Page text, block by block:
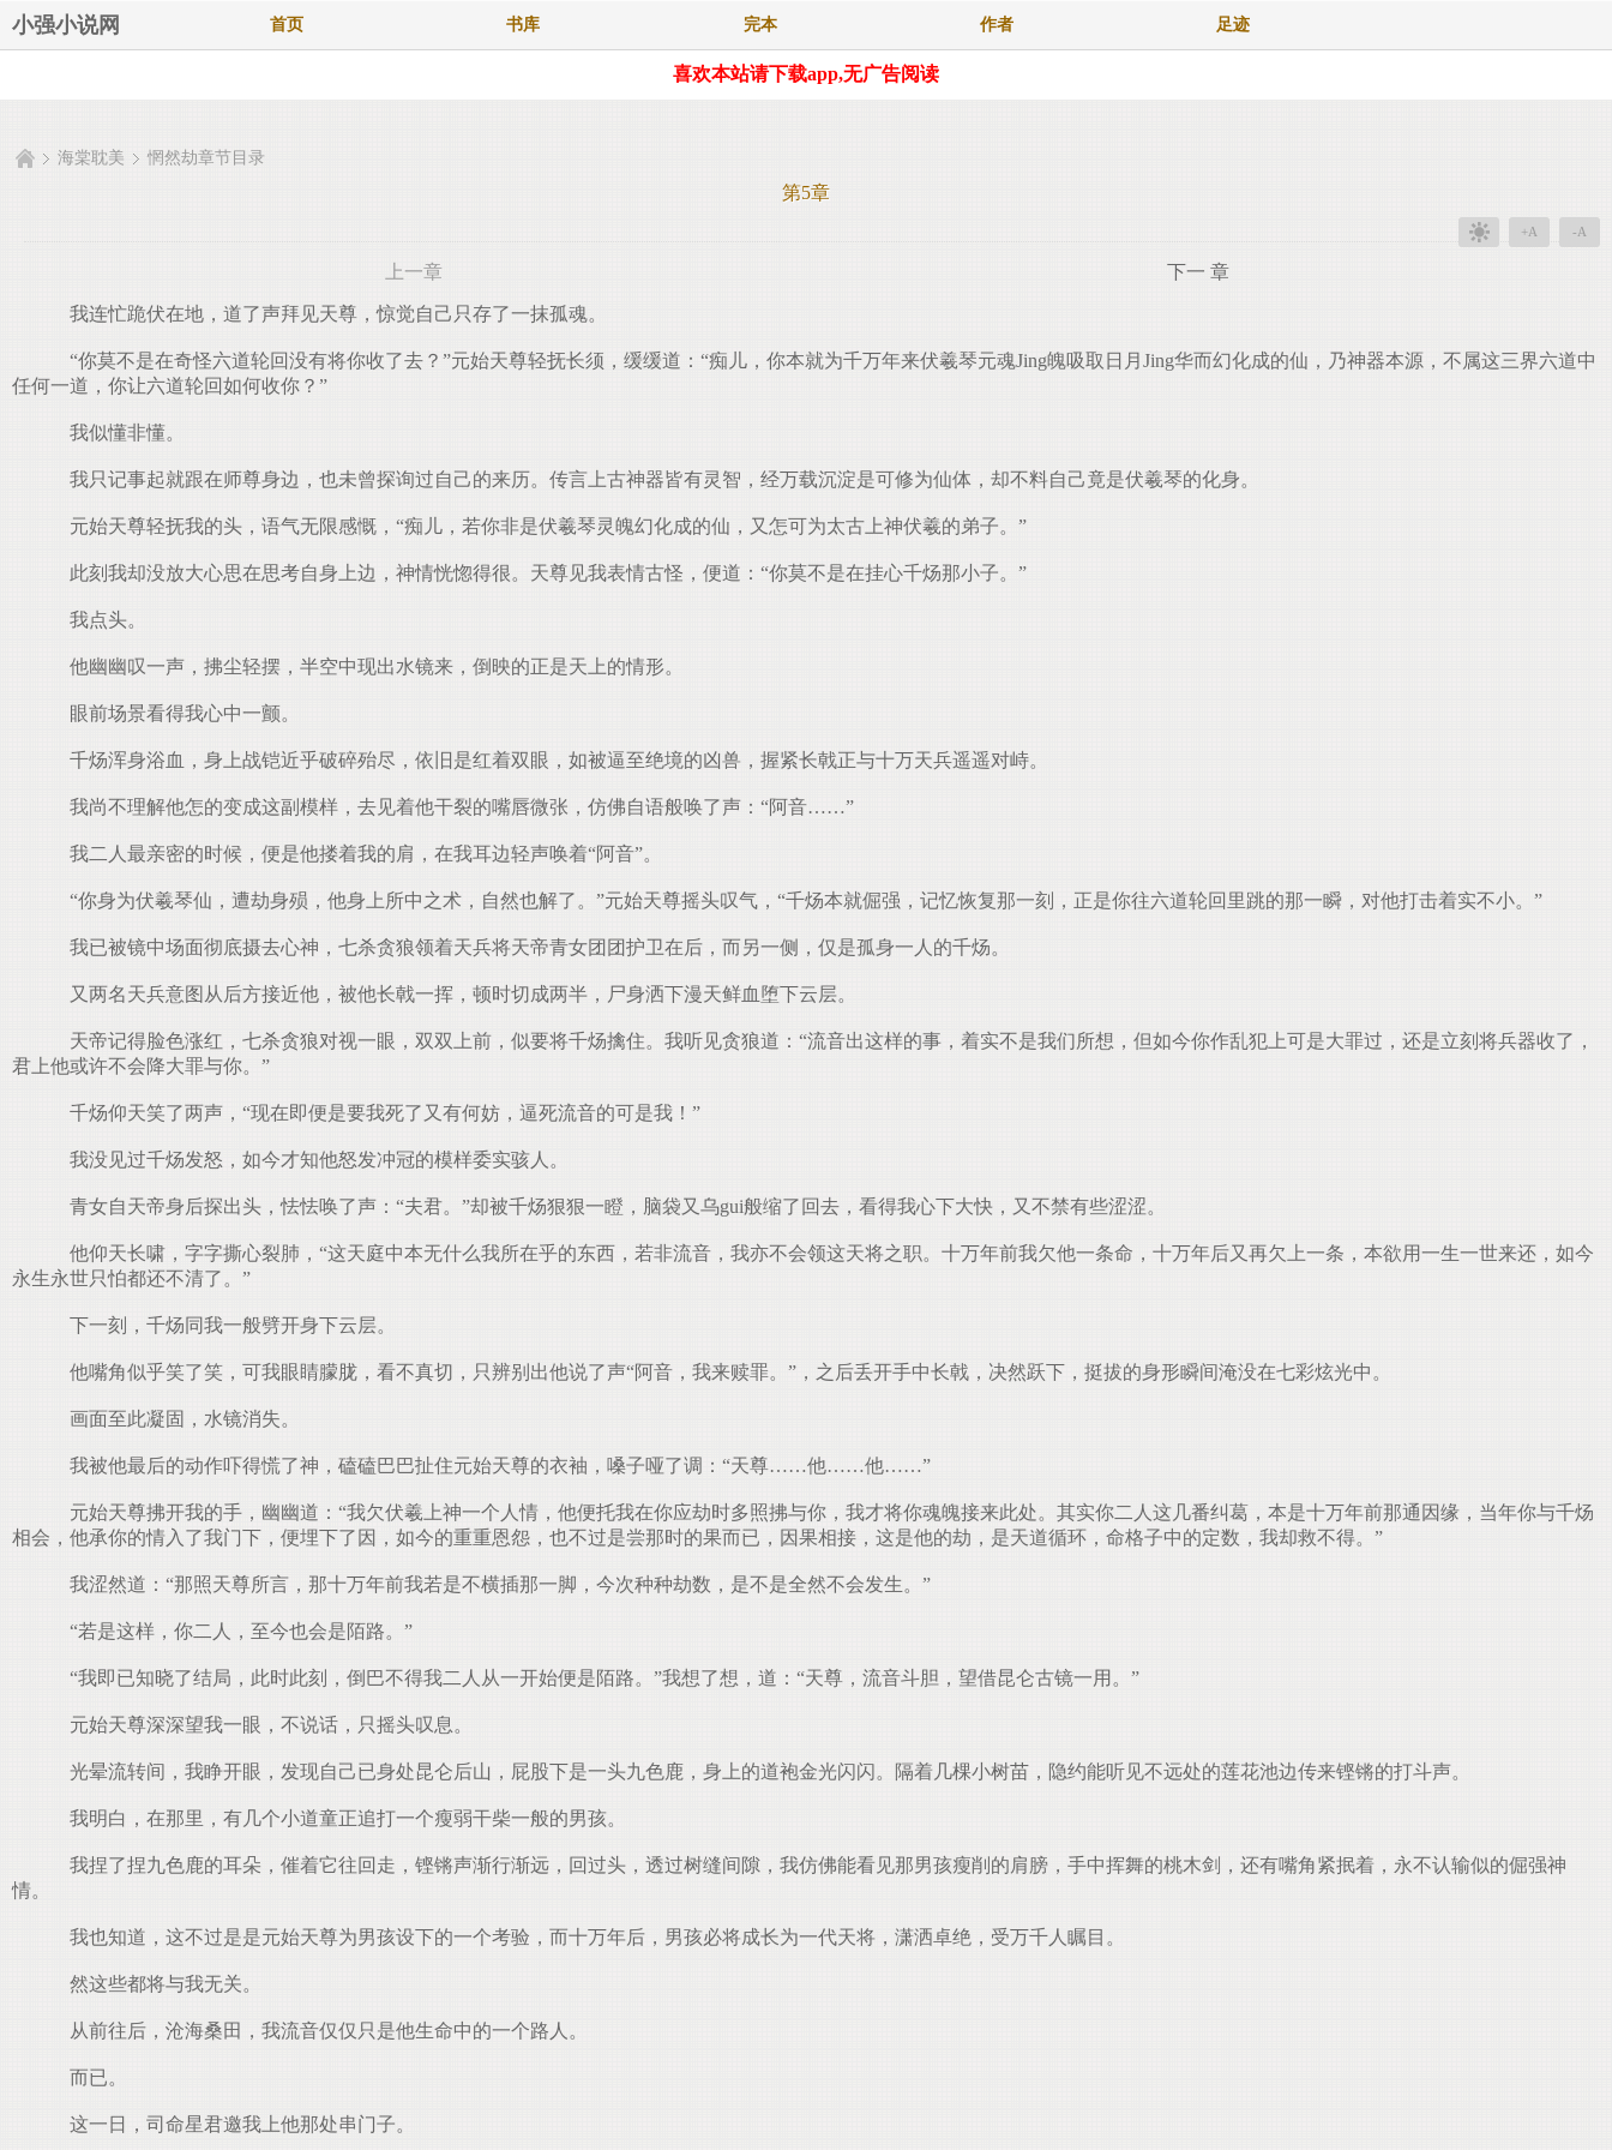
小强小说网 首页 书库 完本 作者 足迹
喜欢本站请下载app,无广告阅读
海棠耽美 惘然劫章节目录
第5章
+A -A
上一章 下一 章
我连忙跪伏在地，道了声拜见天尊，惊觉自己只存了一抹孤魂。
“你莫不是在奇怪六道轮回没有将你收了去？”元始天尊轻抚长须，缓缓道：“痴儿，你本就为千万年来伏羲琴元魂Jing魄吸取日月Jing华而幻化成的仙，乃神器本源，不属这三界六道中
任何一道，你让六道轮回如何收你？”
我似懂非懂。
我只记事起就跟在师尊身边，也未曾探询过自己的来历。传言上古神器皆有灵智，经万载沉淀是可修为仙体，却不料自己竟是伏羲琴的化身。
元始天尊轻抚我的头，语气无限感慨，“痴儿，若你非是伏羲琴灵魄幻化成的仙，又怎可为太古上神伏羲的弟子。”
此刻我却没放大心思在思考自身上边，神情恍惚得很。天尊见我表情古怪，便道：“你莫不是在挂心千炀那小子。”
我点头。
他幽幽叹一声，拂尘轻摆，半空中现出水镜来，倒映的正是天上的情形。
眼前场景看得我心中一颤。
千炀浑身浴血，身上战铠近乎破碎殆尽，依旧是红着双眼，如被逼至绝境的凶兽，握紧长戟正与十万天兵遥遥对峙。
我尚不理解他怎的变成这副模样，去见着他干裂的嘴唇微张，仿佛自语般唤了声：“阿音……”
我二人最亲密的时候，便是他搂着我的肩，在我耳边轻声唤着“阿音”。
“你身为伏羲琴仙，遭劫身殒，他身上所中之术，自然也解了。”元始天尊摇头叹气，“千炀本就倔强，记忆恢复那一刻，正是你往六道轮回里跳的那一瞬，对他打击着实不小。”
我已被镜中场面彻底摄去心神，七杀贪狼领着天兵将天帝青女团团护卫在后，而另一侧，仅是孤身一人的千炀。
又两名天兵意图从后方接近他，被他长戟一挥，顿时切成两半，尸身洒下漫天鲜血堕下云层。
天帝记得脸色涨红，七杀贪狼对视一眼，双双上前，似要将千炀擒住。我听见贪狼道：“流音出这样的事，着实不是我们所想，但如今你作乱犯上可是大罪过，还是立刻将兵器收了，
君上他或许不会降大罪与你。”
千炀仰天笑了两声，“现在即便是要我死了又有何妨，逼死流音的可是我！”
我没见过千炀发怒，如今才知他怒发冲冠的模样委实骇人。
青女自天帝身后探出头，怯怯唤了声：“夫君。”却被千炀狠狠一瞪，脑袋又乌gui般缩了回去，看得我心下大快，又不禁有些涩涩。
他仰天长啸，字字撕心裂肺，“这天庭中本无什么我所在乎的东西，若非流音，我亦不会领这天将之职。十万年前我欠他一条命，十万年后又再欠上一条，本欲用一生一世来还，如今
永生永世只怕都还不清了。”
下一刻，千炀同我一般劈开身下云层。
他嘴角似乎笑了笑，可我眼睛朦胧，看不真切，只辨别出他说了声“阿音，我来赎罪。”，之后丢开手中长戟，决然跃下，挺拔的身形瞬间淹没在七彩炫光中。
画面至此凝固，水镜消失。
我被他最后的动作吓得慌了神，磕磕巴巴扯住元始天尊的衣袖，嗓子哑了调：“天尊……他……他……”
元始天尊拂开我的手，幽幽道：“我欠伏羲上神一个人情，他便托我在你应劫时多照拂与你，我才将你魂魄接来此处。其实你二人这几番纠葛，本是十万年前那通因缘，当年你与千炀
相会，他承你的情入了我门下，便埋下了因，如今的重重恩怨，也不过是尝那时的果而已，因果相接，这是他的劫，是天道循环，命格子中的定数，我却救不得。”
我涩然道：“那照天尊所言，那十万年前我若是不横插那一脚，今次种种劫数，是不是全然不会发生。”
“若是这样，你二人，至今也会是陌路。”
“我即已知晓了结局，此时此刻，倒巴不得我二人从一开始便是陌路。”我想了想，道：“天尊，流音斗胆，望借昆仑古镜一用。”
元始天尊深深望我一眼，不说话，只摇头叹息。
光晕流转间，我睁开眼，发现自己已身处昆仑后山，屁股下是一头九色鹿，身上的道袍金光闪闪。隔着几棵小树苗，隐约能听见不远处的莲花池边传来铿锵的打斗声。
我明白，在那里，有几个小道童正追打一个瘦弱干柴一般的男孩。
我捏了捏九色鹿的耳朵，催着它往回走，铿锵声渐行渐远，回过头，透过树缝间隙，我仿佛能看见那男孩瘦削的肩膀，手中挥舞的桃木剑，还有嘴角紧抿着，永不认输似的倔强神
情。
我也知道，这不过是是元始天尊为男孩设下的一个考验，而十万年后，男孩必将成长为一代天将，潇洒卓绝，受万千人瞩目。
然这些都将与我无关。
从前往后，沧海桑田，我流音仅仅只是他生命中的一个路人。
而已。
这一日，司命星君邀我上他那处串门子。